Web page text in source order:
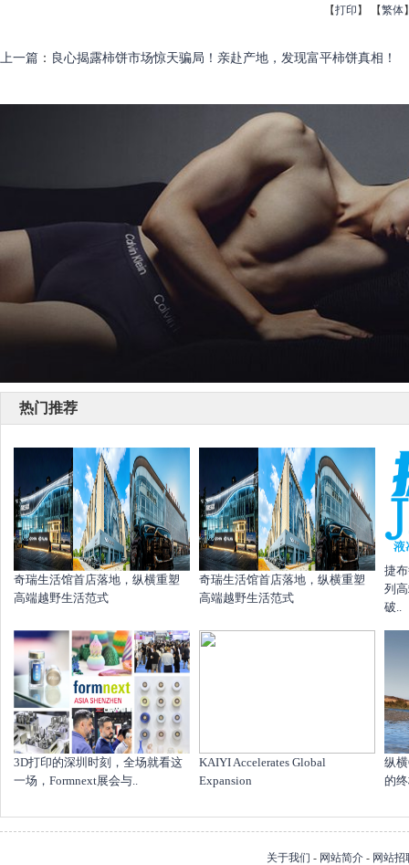
【打印 】 【繁体
上一篇 ： 良心揭露柿饼市场惊天骗局！亲赴产地，发现富平柿饼真相！
热门推荐
奇瑞生活馆首店落地，纵横重塑
高端越野生活范式
奇瑞生活馆首店落地，纵横重塑
高端越野生活范式
捷
列
破..
​3D打印的深圳时刻，全场就看这
一场，Formnext展会与..
KAIYI Accelerates Global
Expansion
纵
的
关于我们 - 网站简介 - 网站招